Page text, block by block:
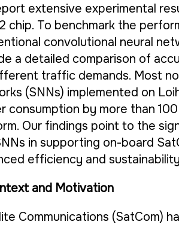
extensive experimental
chip. To benchmark the
convolutional neural
a detailed comparison of
traffic demands. Most
(SNNs) implemented on
consumption by more than
Our findings point to the
in supporting on-board
efficiency and
and Motivation
Communications (SatCom)